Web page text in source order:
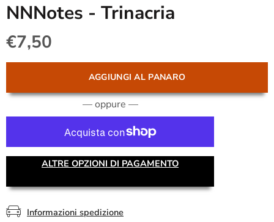
NNNotes - Trinacria
€7,50
AGGIUNGI AL PANARO
— oppure —
ALTRE OPZIONI DI PAGAMENTO
Informazioni spedizione